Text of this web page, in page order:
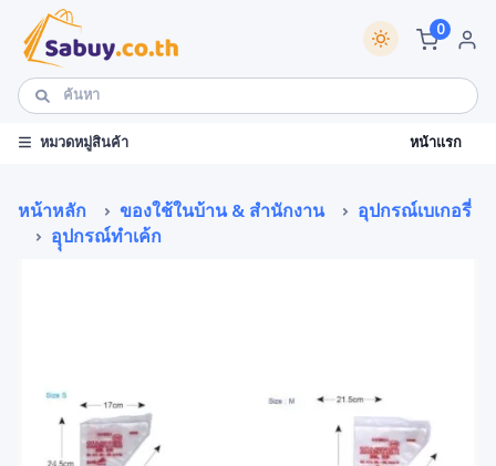
0
หมวดหมู่สินค้า หน้าแรก
หน้าหลัก ของใช้ในบ้าน & สำนักงาน
อุปกรณ์เบเกอรี่
อุุปกรณ์ทำเค้ก